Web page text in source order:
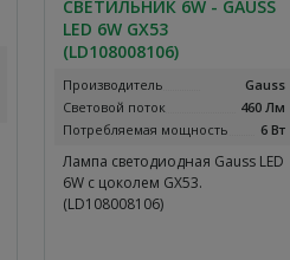
СВЕТИЛЬНИК 6W - GAUSS
LED 6W GX53
(LD108008106)
Производитель
Gauss
Световой поток
460 Лм
Потребляемая мощность
6 Вт
Лампа светодиодная Gauss LED
6W с цоколем GX53.
(LD108008106)